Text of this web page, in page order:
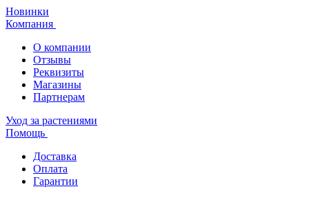
Новинки
Компания
О компании
Отзывы
Реквизиты
Магазины
Партнерам
Уход за растениями
Помощь
Доставка
Оплата
Гарантии